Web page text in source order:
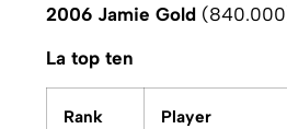
2006 Jamie Gold
La top ten
Rank Player